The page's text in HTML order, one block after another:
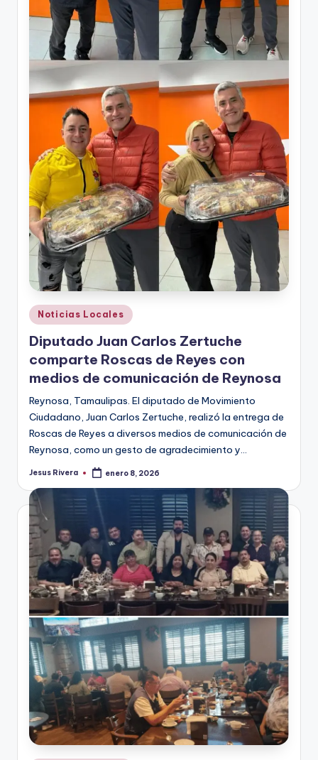
Publicado
en
Noticias Locales
Diputado Juan Carlos Zertuche
comparte Roscas de Reyes con
medios de comunicación de Reynosa
Reynosa, Tamaulipas. El diputado de Movimiento
Ciudadano, Juan Carlos Zertuche, realizó la entrega de
Roscas de Reyes a diversos medios de comunicación de
Reynosa, como un gesto de agradecimiento y…
Publicado
Jesus Rivera enero 8, 2026